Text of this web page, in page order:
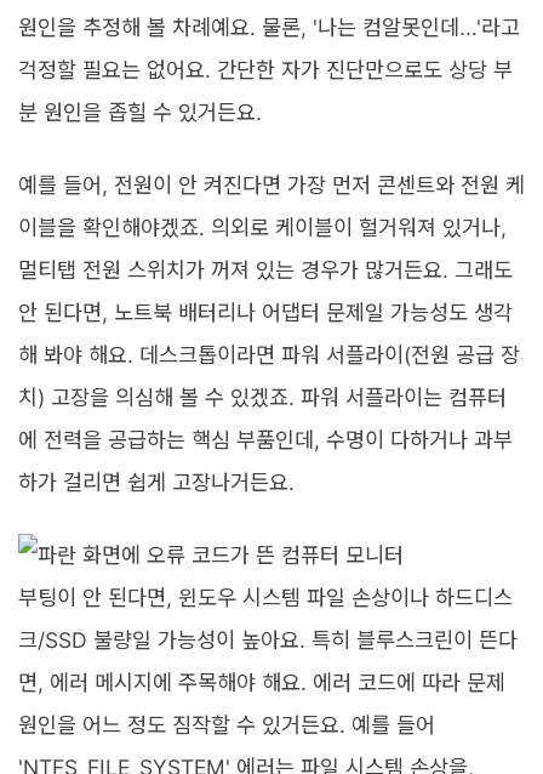
원인을 추정해 볼 차례예요. 물론, '나는 컴알못인데...'라고
걱정할 필요는 없어요. 간단한 자가 진단만으로도 상당 부
분 원인을 좁힐 수 있거든요.
예를 들어, 전원이 안 켜진다면 가장 먼저 콘센트와 전원 케
이블을 확인해야겠죠. 의외로 케이블이 헐거워져 있거나,
멀티탭 전원 스위치가 꺼져 있는 경우가 많거든요. 그래도
안 된다면, 노트북 배터리나 어댑터 문제일 가능성도 생각
해 봐야 해요. 데스크톱이라면 파워 서플라이(전원 공급 장
치) 고장을 의심해 볼 수 있겠죠. 파워 서플라이는 컴퓨터
에 전력을 공급하는 핵심 부품인데, 수명이 다하거나 과부
하가 걸리면 쉽게 고장나거든요.
부팅이 안 된다면, 윈도우 시스템 파일 손상이나 하드디스
크/SSD 불량일 가능성이 높아요. 특히 블루스크린이 뜬다
면, 에러 메시지에 주목해야 해요. 에러 코드에 따라 문제
원인을 어느 정도 짐작할 수 있거든요. 예를 들어
'NTFS_FILE_SYSTEM' 에러는 파일 시스템 손상을,